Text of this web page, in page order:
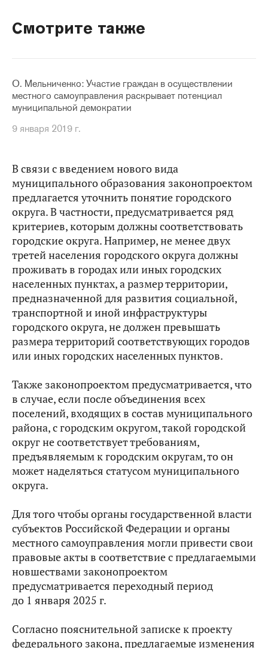
Смотрите также
О. Мельниченко: Участие граждан в осуществлении
местного самоуправления раскрывает потенциал
муниципальной демократии
9 января 2019 г.
В связи с введением нового вида
муниципального образования законопроектом
предлагается уточнить понятие городского
округа. В частности, предусматривается ряд
критериев, которым должны соответствовать
городские округа. Например, не менее двух
третей населения городского округа должны
проживать в городах или иных городских
населенных пунктах, а размер территории,
предназначенной для развития социальной,
транспортной и иной инфраструктуры
городского округа, не должен превышать
размера территорий соответствующих городов
или иных городских населенных пунктов.
Также законопроектом предусматривается, что
в случае, если после объединения всех
поселений, входящих в состав муниципального
района, с городским округом, такой городской
округ не соответствует требованиям,
предъявляемым к городским округам, то он
может наделяться статусом муниципального
округа.
Для того чтобы органы государственной власти
субъектов Российской Федерации и органы
местного самоуправления могли привести свои
правовые акты в соответствие с предлагаемыми
новшествами законопроектом
предусматривается переходный период
до 1 января 2025 г.
Согласно пояснительной записке к проекту
федерального закона, предлагаемые изменения